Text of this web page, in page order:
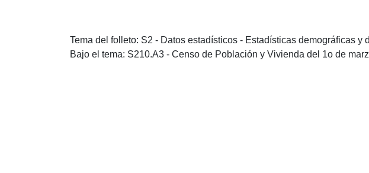
Tema del folleto: S2 - Datos estadísticos - Estadísticas demográficas y
Bajo el tema: S210.A3 - Censo de Población y Vivienda del 1o de